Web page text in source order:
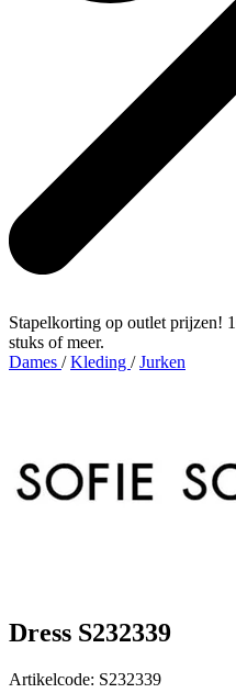
Stapelkorting op outlet prijzen!
stuks of meer.
Dames / Kleding / Jurken
Dress S232339
Artikelcode: S232339